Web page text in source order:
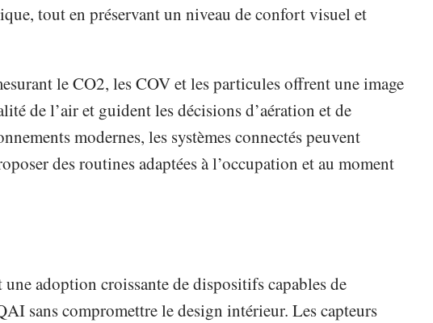
tout en préservant un niveau de confort visuel et
le CO2, les COV et les particules offrent une image
de l’air et guident les décisions d’aération et de
modernes, les systèmes connectés peuvent
des routines adaptées à l’occupation et au moment
une adoption croissante de dispositifs capables de
sans compromettre le design intérieur. Les capteurs